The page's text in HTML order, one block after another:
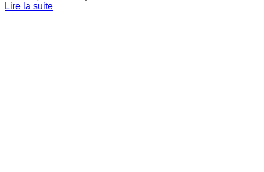
Lire la suite